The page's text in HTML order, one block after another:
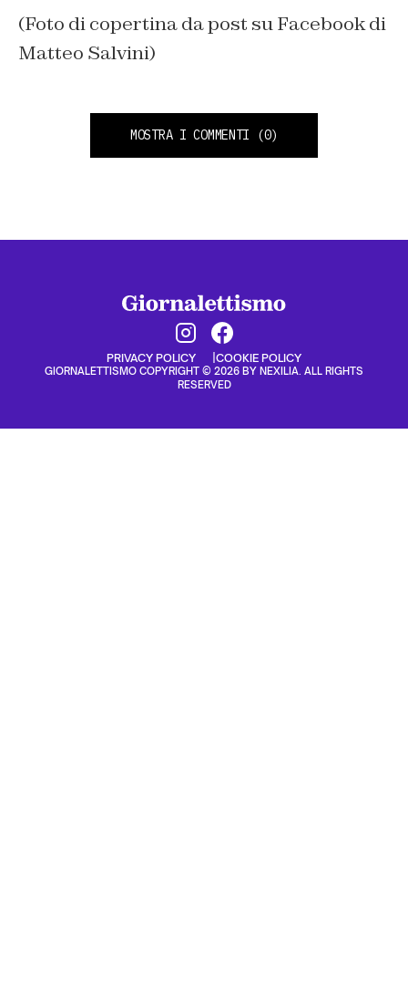
(Foto di copertina da post su Facebook di
Matteo Salvini)
MOSTRA I COMMENTI (0)
PRIVACY POLICY COOKIE POLICY
GIORNALETTISMO COPYRIGHT © 2026 BY NEXILIA. ALL RIGHTS
RESERVED